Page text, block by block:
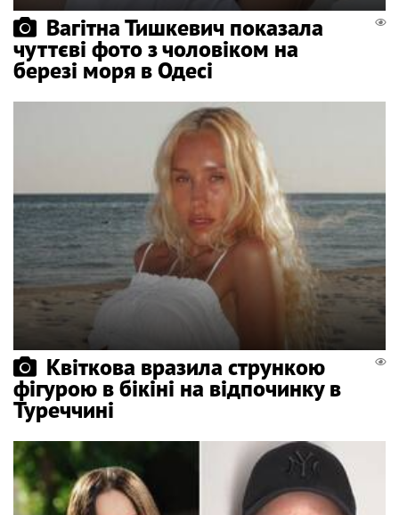
Вагітна Тишкевич показала
чуттєві фото з чоловіком на
березі моря в Одесі
Квіткова вразила стрункою
фігурою в бікіні на відпочинку в
Туреччині